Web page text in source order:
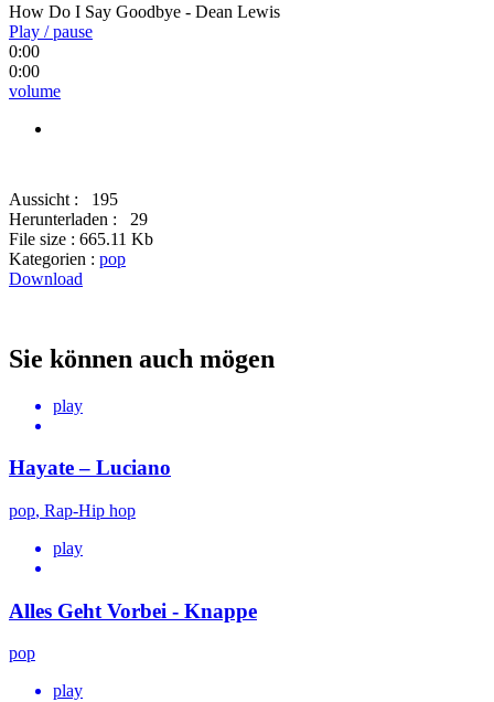
How Do I Say Goodbye - Dean Lewis
Play / pause
0:00
0:00
volume
Aussicht :
195
Herunterladen :
29
File size : 665.11 Kb
Kategorien : pop
Download
Sie können auch mögen
play
Hayate – Luciano
pop, Rap-Hip hop
play
Alles Geht Vorbei - Knappe
pop
play